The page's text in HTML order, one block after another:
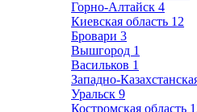
Горно-Алтайск 4
Киевская область 12
Бровари 3
Вышгород 1
Васильков 1
Западно-
Уральск 9
Костромская область